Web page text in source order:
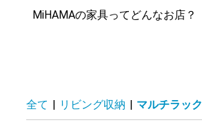
MiHAMAの家具ってどんなお店？
全て | リビング収納 | マルチラック